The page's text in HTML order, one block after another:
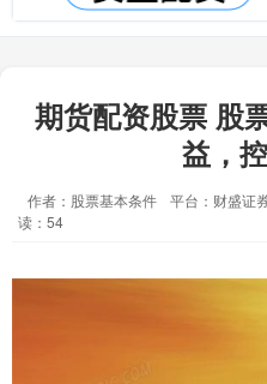
期货配资股票 股
益，
作者：股票基本条件 平台：财盛证
读：54